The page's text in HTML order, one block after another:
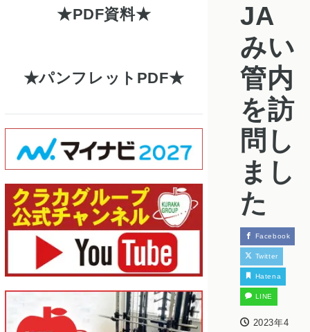
PDF資料
パンフレットPDF
JA
みい
管内
を訪
問し
まし
た
Facebook
Twitter
Hatena
LINE
2023年4